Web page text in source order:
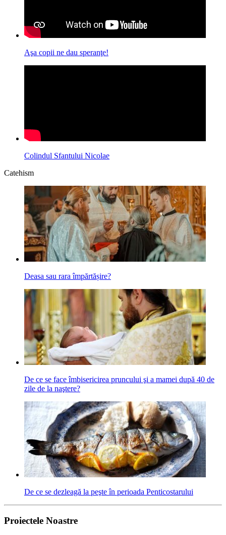
Aşa copii ne dau speranţe!
Colindul Sfantului Nicolae
Catehism
Deasa sau rara îm­părtășire?
De ce se face îmbisericirea pruncului şi a mamei după 40 de
zile de la naştere?
De ce se dezleagă la peşte în perioada Penticostarului
Proiectele Noastre